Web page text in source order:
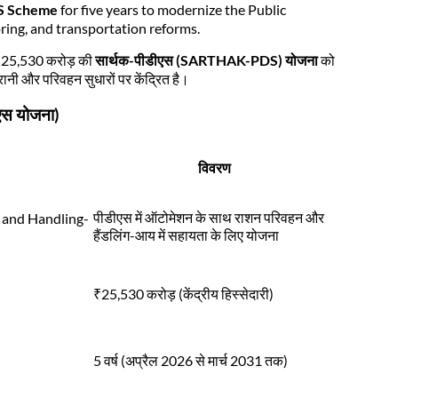
Scheme for five years to modernize the Public
and transportation reforms.
करोड़ कीसार्थक-पीडीएस (SARTHAK-PDS) योजनाको
और परिवहन सुधारों पर केंद्रित है।
योजना)
विवरण
Handling- पीडीएस में ऑटोमेशन के साथ राशन परिवहन और
हैंडलिंग-आय में सहायता के लिए योजना
₹25,530 करोड़ (केंद्रीय हिस्सेदारी)
5 वर्ष (अप्रैल 2026 से मार्च 2031 तक)